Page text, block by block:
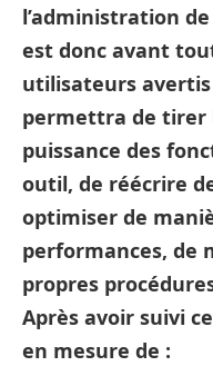
l’administration
est donc avant
utilisateurs avertis
permettra de tirer
puissance des
outil, de réécrire
optimiser de
performances, de
propres
Après avoir suivi
en mesure de :